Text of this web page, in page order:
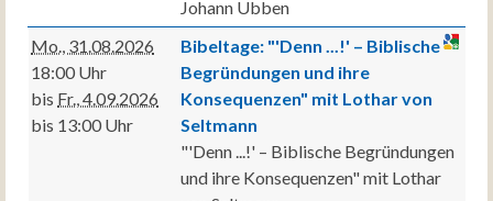
Johann Ubben
Mo., 31.08.2026
18:00 Uhr
bis Fr., 4.09.2026
bis 13:00 Uhr
Bibeltage: "'Denn ...!' – Biblische
Begründungen und ihre
Konsequenzen" mit Lothar von
Seltmann
"'Denn ...!' – Biblische Begründungen
und ihre Konsequenzen" mit Lothar